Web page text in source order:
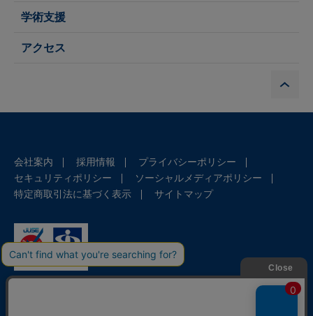
学術支援
アクセス
会社案内 採用情報
プライバシーポリシー
セキュリティポリシー
ソーシャルメディアポリシー
特定商取引法に基づく表示
サイトマップ
ISMS：JUSE-IR-205